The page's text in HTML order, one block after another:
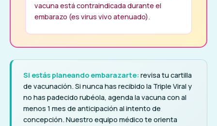
vacuna está contraindicada durante el
embarazo (es virus vivo atenuado).
Si estás planeando embarazarte: revisa tu cartilla
de vacunación. Si nunca has recibido la Triple Viral y
no has padecido rubéola, agenda la vacuna con al
menos 1 mes de anticipación al intento de
concepción. Nuestro equipo médico te orienta